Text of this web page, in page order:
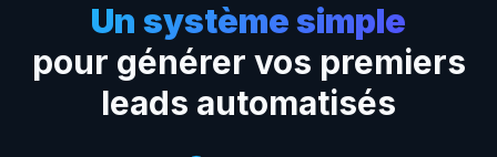
Un système simple
pour générer vos premiers
leads automatisés